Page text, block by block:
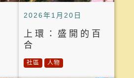
2026年1月20日
上環：盛開的百
合
社區 人物